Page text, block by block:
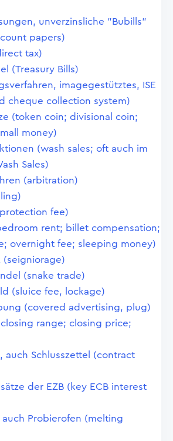
unverzinsliche "Bubills"
papers)
tax)
(Treasury Bills)
imagegestütztes, ISE
cheque collection system)
(token coin; divisional coin;
money)
(wash sales; oft auch im
Sales)
(arbitration)
fee)
rent; billet compensation;
overnight fee; sleeping money)
(seigniorage)
(snake trade)
(sluice fee, lockage)
(covered advertising, plug)
range; closing price;
auch Schlusszettel (contract
der EZB (key ECB interest
auch Probierofen (melting